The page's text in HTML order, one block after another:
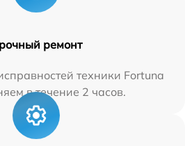
ремонт
техники Fortuna
в течение 2 часов.